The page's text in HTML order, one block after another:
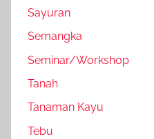
Sayuran
Semangka
Seminar/Workshop
Tanah
Tanaman Kayu
Tebu